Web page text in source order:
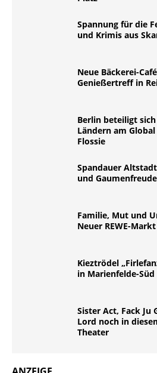
Spannung für die
und Krimis aus
Neue Bäckerei-
Genießertreff in
Berlin beteiligt
Ländern am
Flossie
Spandauer
und
Familie, Mut und
Neuer REWE-
Kieztrödel
in Marienfelde-Süd
Sister Act, Fack Ju
Lord noch in
Theater